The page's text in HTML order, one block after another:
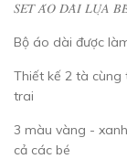
𝑆𝐸𝑇 𝐴́𝑂 𝐷𝐴̀𝐼 𝐿𝑈̣𝐴
Bộ áo dài được
Thiết kế 2 tà cùng
trai
3 màu vàng -
cả các bé